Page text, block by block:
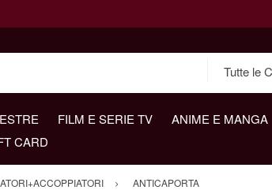
FILM E SERIE TV ANIME E MANGA
CARD
ANTICAPORTA